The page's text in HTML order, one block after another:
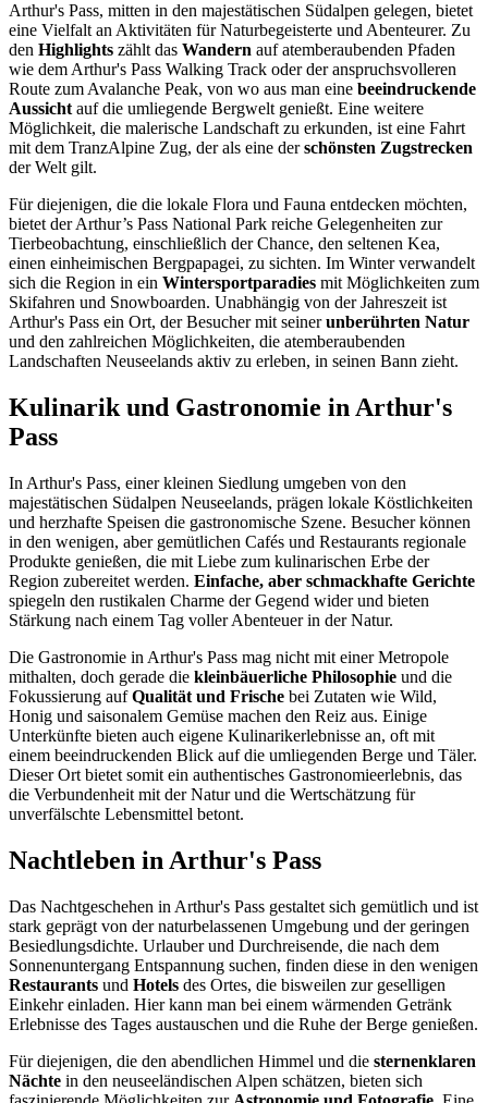
Arthur's Pass, mitten in den majestätischen Südalpen gelegen, bietet
eine Vielfalt an Aktivitäten für Naturbegeisterte und Abenteurer. Zu
den Highlights zählt das Wandern auf atemberaubenden Pfaden
wie dem Arthur's Pass Walking Track oder der anspruchsvolleren
Route zum Avalanche Peak, von wo aus man eine beeindruckende
Aussicht auf die umliegende Bergwelt genießt. Eine weitere
Möglichkeit, die malerische Landschaft zu erkunden, ist eine Fahrt
mit dem TranzAlpine Zug, der als eine derschönsten Zugstrecken
der Welt gilt.
Für diejenigen, die die lokale Flora und Fauna entdecken möchten,
bietet der Arthur’s Pass National Park reiche Gelegenheiten zur
Tierbeobachtung, einschließlich der Chance, den seltenen Kea,
einen einheimischen Bergpapagei, zu sichten. Im Winter verwandelt
sich die Region in ein Wintersportparadies mit Möglichkeiten zum
Skifahren und Snowboarden. Unabhängig von der Jahreszeit ist
Arthur's Pass ein Ort, der Besucher mit seinerunberührten Natur
und den zahlreichen Möglichkeiten, die atemberaubenden
Landschaften Neuseelands aktiv zu erleben, in seinen Bann zieht.
Kulinarik und Gastronomie in Arthur's
Pass
In Arthur's Pass, einer kleinen Siedlung umgeben von den
majestätischen Südalpen Neuseelands, prägen lokale Köstlichkeiten
und herzhafte Speisen die gastronomische Szene. Besucher können
in den wenigen, aber gemütlichen Cafés und Restaurants regionale
Produkte genießen, die mit Liebe zum kulinarischen Erbe der
Region zubereitet werden. Einfache, aber schmackhafte Gerichte
spiegeln den rustikalen Charme der Gegend wider und bieten
Stärkung nach einem Tag voller Abenteuer in der Natur.
Die Gastronomie in Arthur's Pass mag nicht mit einer Metropole
mithalten, doch gerade die kleinbäuerliche Philosophie und die
Fokussierung aufQualität und Frische bei Zutaten wie Wild,
Honig und saisonalem Gemüse machen den Reiz aus. Einige
Unterkünfte bieten auch eigene Kulinarikerlebnisse an, oft mit
einem beeindruckenden Blick auf die umliegenden Berge und Täler.
Dieser Ort bietet somit ein authentisches Gastronomieerlebnis, das
die Verbundenheit mit der Natur und die Wertschätzung für
unverfälschte Lebensmittel betont.
Nachtleben in Arthur's Pass
Das Nachtgeschehen in Arthur's Pass gestaltet sich gemütlich und ist
stark geprägt von der naturbelassenen Umgebung und der geringen
Besiedlungsdichte. Urlauber und Durchreisende, die nach dem
Sonnenuntergang Entspannung suchen, finden diese in den wenigen
Restaurants und Hotels des Ortes, die bisweilen zur geselligen
Einkehr einladen. Hier kann man bei einem wärmenden Getränk
Erlebnisse des Tages austauschen und die Ruhe der Berge genießen.
Für diejenigen, die den abendlichen Himmel und die sternenklaren
Nächte in den neuseeländischen Alpen schätzen, bieten sich